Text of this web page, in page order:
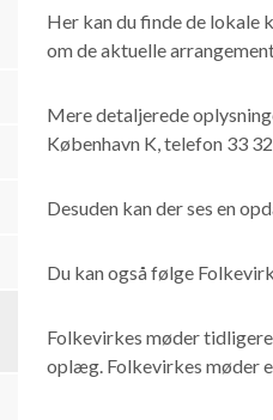
Her kan du finde de lokale
om de aktuelle
Mere detaljerede
København K, telefon 33
Desuden kan der ses en
Du kan også følge
Folkevirkes møder
oplæg. Folkevirkes møder